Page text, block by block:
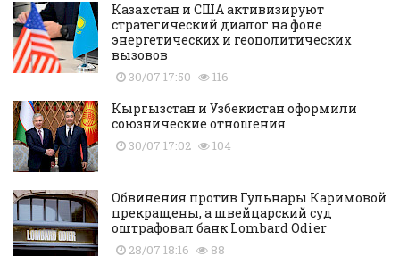
Казахстан и США активизируют
стратегический диалог на фоне
энергетических и геополитических
вызовов
30/07 17:50 116
Кыргызстан и Узбекистан оформили
союзнические отношения
30/07 17:02 104
Обвинения против Гульнары Каримовой
прекращены, а швейцарский суд
оштрафовал банк Lombard Odier
28/07 18:16 88